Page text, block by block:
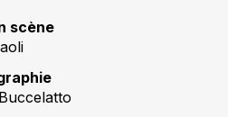
scène